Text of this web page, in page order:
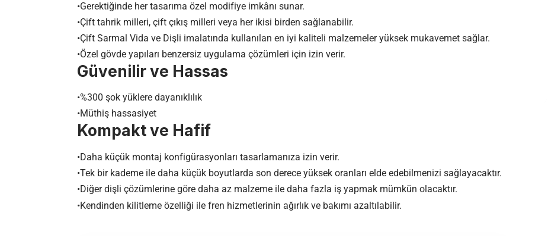
•Gerektiğinde her tasarıma özel modifiye imkânı sunar.
•Çift tahrik milleri, çift çıkış milleri veya her ikisi birden sağlanabilir.
•Çift Sarmal Vida ve Dişli imalatında kullanılan en iyi kaliteli malzemeler yüksek mukavemet sağlar.
•Özel gövde yapıları benzersiz uygulama çözümleri için izin verir.
Güvenilir ve Hassas
•%300 şok yüklere dayanıklılık
•Müthiş hassasiyet
Kompakt ve Hafif
•Daha küçük montaj konfigürasyonları tasarlamanıza izin verir.
•Tek bir kademe ile daha küçük boyutlarda son derece yüksek oranları elde edebilmenizi sağlayacaktır.
•Diğer dişli çözümlerine göre daha az malzeme ile daha fazla iş yapmak mümkün olacaktır.
•Kendinden kilitleme özelliği ile fren hizmetlerinin ağırlık ve bakımı azaltılabilir.